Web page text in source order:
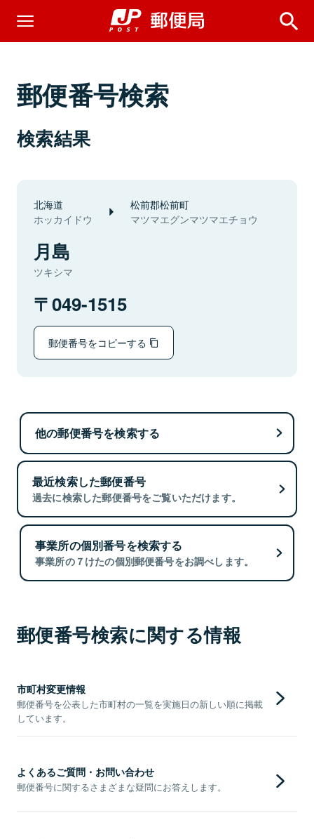
郵便番号検索
検索結果
北海道
ホッカイドウ
松前郡松前町
マツマエグンマツマエチョウ
月島
ツキシマ
049-1515
郵便番号をコピーする
他の郵便番号を検索する
最近検索した郵便番号
過去に検索した郵便番号をご覧いただけます。
事業所の個別番号を検索する
事業所の７けたの個別郵便番号をお調べします。
郵便番号検索に関する情報
市町村変更情報
郵便番号を公表した市町村の一覧を実施日の新しい順に掲載
しています。
よくあるご質問・お問い合わせ
郵便番号に関するさまざまな疑問にお答えします。